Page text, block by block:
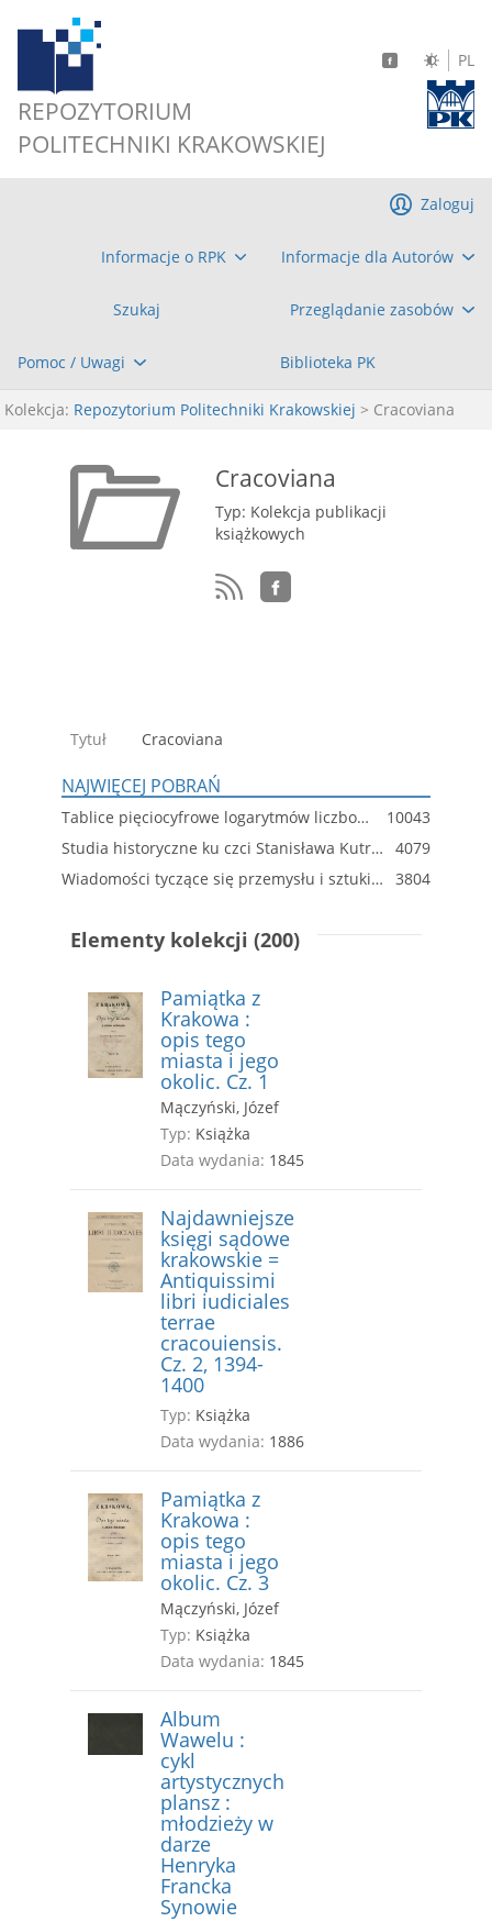
REPOZYTORIUM
POLITECHNIKI KRAKOWSKIEJ
PL
Informacje o RPK Informacje dla Autorów
Szukaj Przeglądanie zasobów
Pomoc / Uwagi Biblioteka PK
Zaloguj
Kolekcja: Repozytorium Politechniki Krakowskiej > Cracoviana
Cracoviana
Typ: Kolekcja publikacji
książkowych
Tytuł Cracoviana
NAJWIĘCEJ POBRAŃ
Tablice pięciocyfrowe logarytmów liczbowych, wartości funkcyi trygonometrycznych i logarytmów tych funkcyi : do użytku szkolnego
10043
Studia historyczne ku czci Stanisława Kutrzeby. T. 1.
4079
Wiadomości tyczące się przemysłu i sztuki w dawnej Polsce
3804
Elementy kolekcji (200)
Pamiątka z
Krakowa :
opis tego
miasta i jego
okolic. Cz. 1
Mączyński, Józef
Typ: Książka
Data wydania: 1845
Najdawniejsze
księgi sądowe
krakowskie =
Antiquissimi
libri iudiciales
terrae
cracouiensis.
Cz. 2, 1394-
1400
Typ: Książka
Data wydania: 1886
Pamiątka z
Krakowa :
opis tego
miasta i jego
okolic. Cz. 3
Mączyński, Józef
Typ: Książka
Data wydania: 1845
Album
Wawelu :
cykl
artystycznych
plansz :
młodzieży w
darze
Henryka
Francka
Synowie